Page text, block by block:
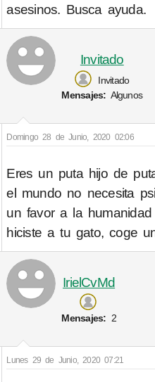
asesinos. Busca ayuda.
Invitado
Invitado
Mensajes: Algunos
Domingo 28 de Junio, 2020 02:06
Eres un puta hijo de
el mundo no necesita
un favor a la
hiciste a tu gato, coge
IrielCvMd
Mensajes: 2
Lunes 29 de Junio, 2020 07:21